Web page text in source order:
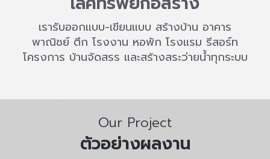
เรารับออกแบบ-เขียนแบบ สร้างบ้าน อาคาร
พาณิชย์ ตึก โรงงาน หอพัก โรงแรม รีสอร์ท
โครงการ บ้านจัดสรร และสร้างสระว่ายน้ำทุกระบบ
Our Project
ตัวอย่างผลงาน